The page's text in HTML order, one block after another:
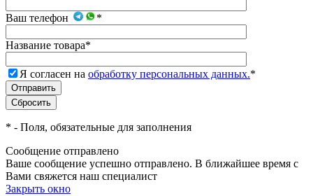
Ваш телефон *
Название товара*
Я согласен на обработку персональных данных.*
* - Поля, обязательные для заполнения
Сообщение отправлено
Ваше сообщение успешно отправлено. В ближайшее время с
Вами свяжется наш специалист
Закрыть окно